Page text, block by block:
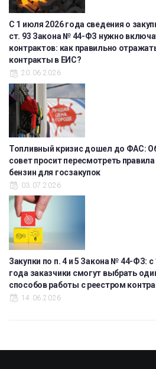
С 1 июля 2026 года сведения о
ст. 93 Закона № 44-ФЗ нужно
контрактов: как правильно
контракты в ЕИС?
20.06.2026
Топливный кризис дошел до ФАС:
совет просит пересмотреть правила
бензин для госзакупок
03.07.2026
Закупки по п. 4 и 5 Закона № 44-ФЗ:
года заказчики смогут выбрать
способов работы с реестром
14.06.2026